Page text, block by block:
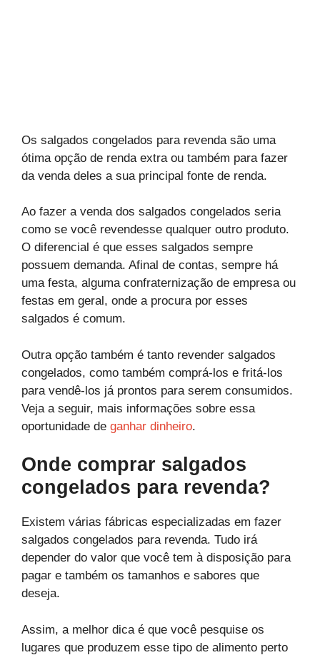
Os salgados congelados para revenda são uma
ótima opção de renda extra ou também para fazer
da venda deles a sua principal fonte de renda.
Ao fazer a venda dos salgados congelados seria
como se você revendesse qualquer outro produto.
O diferencial é que esses salgados sempre
possuem demanda. Afinal de contas, sempre há
uma festa, alguma confraternização de empresa ou
festas em geral, onde a procura por esses
salgados é comum.
Outra opção também é tanto revender salgados
congelados, como também comprá-los e fritá-los
para vendê-los já prontos para serem consumidos.
Veja a seguir, mais informações sobre essa
oportunidade de ganhar dinheiro.
Onde comprar salgados
congelados para revenda?
Existem várias fábricas especializadas em fazer
salgados congelados para revenda. Tudo irá
depender do valor que você tem à disposição para
pagar e também os tamanhos e sabores que
deseja.
Assim, a melhor dica é que você pesquise os
lugares que produzem esse tipo de alimento perto